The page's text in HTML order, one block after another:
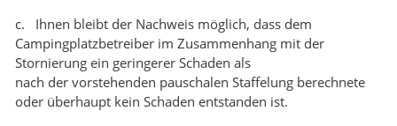
c. Ihnen bleibt der Nachweis möglich, dass dem
Campingplatzbetreiber im Zusammenhang mit der
Stornierung ein geringerer Schaden als
nach der vorstehenden pauschalen Staffelung berechnete
oder überhaupt kein Schaden entstanden ist.